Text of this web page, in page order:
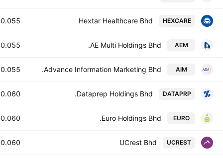
HEXCARE
Hextar Healthcare Bhd
0.055
AEM
AE Multi Holdings Bhd.
0.055
AIM
Advance Information Marketing Bhd.
0.055
DATAPRP
Dataprep Holdings Bhd.
0.060
EURO
Euro Holdings Bhd.
0.060
UCREST
UCrest Bhd
0.060